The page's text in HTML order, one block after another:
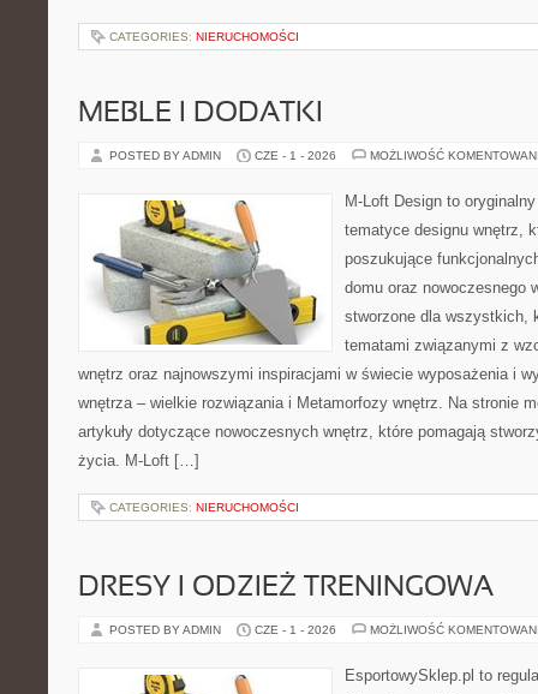
CATEGORIES: NIERUCHOMOŚCI
MEBLE I DODATKI
POSTED BY ADMIN CZE - 1 - 2026 MOŻLIWOŚĆ
M-Loft Design to
tematyce designu wnętrz,
poszukujące
domu oraz nowoczesnego
stworzone dla wszystkich,
tematami związanymi z
wnętrz oraz najnowszymi inspiracjami w świecie wyposażenia i
wnętrza – wielkie rozwiązania i Metamorfozy wnętrz. Na stronie
artykuły dotyczące nowoczesnych wnętrz, które pomagają
życia. M-Loft […]
CATEGORIES: NIERUCHOMOŚCI
DRESY I ODZIEŻ TRENINGOWA
POSTED BY ADMIN CZE - 1 - 2026 MOŻLIWOŚĆ
EsportowySklep.pl to